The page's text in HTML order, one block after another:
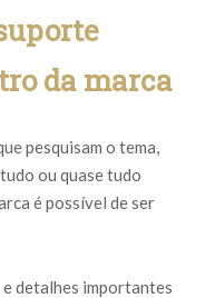
da marca
pesquisam o tema,
ou quase tudo
é possível de ser
detalhes importantes